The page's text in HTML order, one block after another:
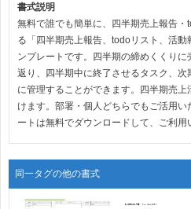
書式説明
無料で誰でも簡単に、四半期売上報告
る「四半期売上報告、todoリスト、活
ンプレートです。四半期の締めくくり
返り、四半期中に終了させるタスク、次
に管理することができます。四半期売
けます。部署・個人どちらでもご活用
ートは無料でダウンロードして、ご利用
同一タグの他の書式